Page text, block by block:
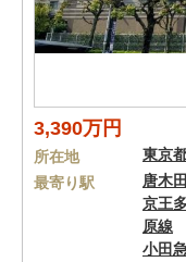
3,390万円
所在地 東京
最寄り駅
唐木
京王
原線
小田